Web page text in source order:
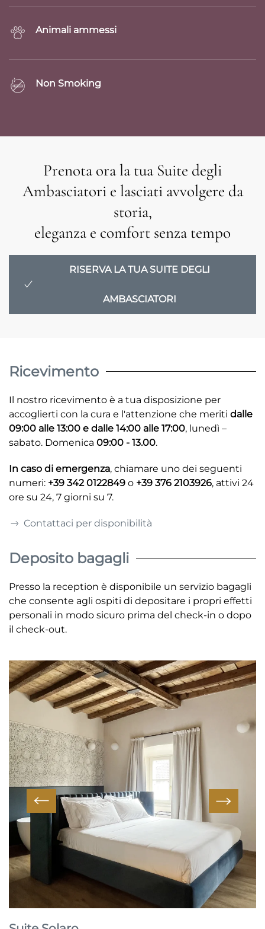
Animali ammessi
Non Smoking
Prenota ora la tua Suite degli
Ambasciatori e lasciati avvolgere da
storia,
eleganza e comfort senza tempo
RISERVA LA TUA SUITE DEGLI
AMBASCIATORI
Ricevimento
Il nostro ricevimento è a tua disposizione per
accoglierti con la cura e l'attenzione che meriti dalle
09:00 alle 13:00 e dalle 14:00 alle 17:00, lunedì –
sabato. Domenica 09:00 - 13.00.
In caso di emergenza, chiamare uno dei seguenti
numeri: +39 342 0122849 o +39 376 2103926, attivi 24
ore su 24, 7 giorni su 7.
Contattaci per disponibilità
Deposito bagagli
Presso la reception è disponibile un servizio bagagli
che consente agli ospiti di depositare i propri effetti
personali in modo sicuro prima del check-in o dopo
il check-out.